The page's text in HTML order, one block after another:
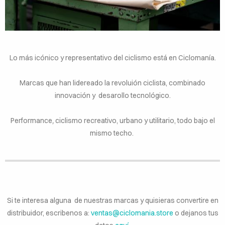
Lo más icónico y representativo del ciclismo está en Ciclomanía.
Marcas que han lidereado la revoluión ciclista, combinado
innovación y desarollo tecnológico.
Performance,ciclismo recreativo, urbano y utilitario, todo bajo el
mismo techo.
Si te interesa alguna de nuestras marcas y quisieras convertire en
distribuidor, escribenos a: ventas@ciclomania.store o dejanos tus